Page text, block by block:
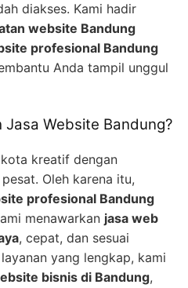
diakses. Kami hadir
website Bandung
profesional Bandung
Anda tampil unggul
Jasa Website Bandung?
kreatif dengan
Oleh karena itu,
profesional Bandung
menawarkan jasa web
, cepat, dan sesuai
yang lengkap, kami
bisnis di Bandung,